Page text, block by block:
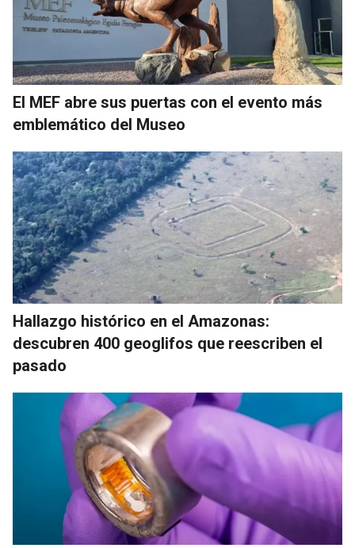
El MEF abre sus puertas con el evento más
emblemático del Museo
Hallazgo histórico en el Amazonas:
descubren 400 geoglifos que reescriben el
pasado